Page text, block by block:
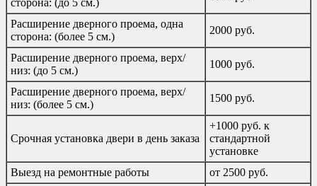
Расширение дверного проема, одна
сторона: (более 5 см.)
2000 руб.
Расширение дверного проема, верх/
низ: (до 5 см.)
1000 руб.
Расширение дверного проема, верх/
низ: (более 5 см.)
1500 руб.
Срочная установка двери в день заказа
+1000 руб. к
стандартной
установке
Выезд на ремонтные работы
от 2500 руб.